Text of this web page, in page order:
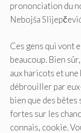
prononciation du
Nebojša
Ces gens qui vont
beaucoup. Bien
aux haricots et
débrouiller par
bien que des
fortes sur les
connais, cookie.